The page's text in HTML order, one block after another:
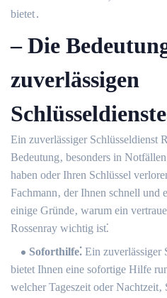
bietet․
– Die
zuverlässigen
Ein zuverlässiger Schlüsseldienst
Bedeutung‚ besonders in
haben oder Ihren Schlüssel
Fachmann‚ der Ihnen schnell
einige Gründe‚ warum ein
Rossenray wichtig ist⁚
Soforthilfe⁚ Ein zuverlässiger
bietet Ihnen eine sofortige Hilfe
welcher Tageszeit oder